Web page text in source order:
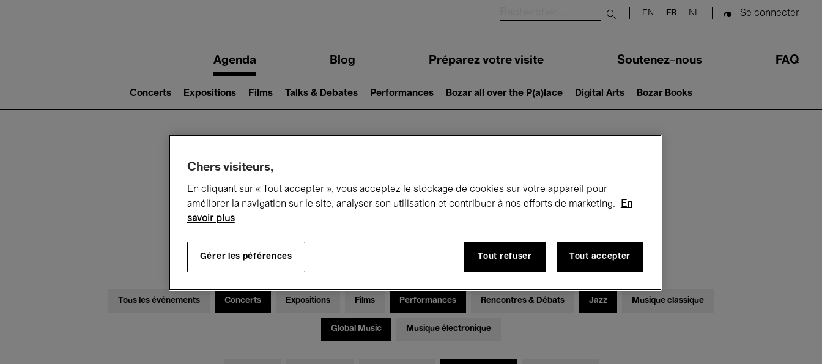
Submit search
EN FR NL Se connecter
navigationAgenda Blog Préparez votre visite Soutenez-nous FAQ
2)
Concerts Expositions Films Talks & Debates Performances Bozar all over the P(a)lace Digital Arts Bozar Books
Ce qui se passe à Bozar
Tous les événements Concerts Expositions Films Performances Rencontres & Débats Jazz Musique classique
Global Music Musique électronique
Chers visiteurs,
En cliquant sur « Tout accepter », vous acceptez le stockage de cookies sur votre appareil pour
améliorer la navigation sur le site, analyser son utilisation et contribuer à nos efforts de marketing.
En
savoir plus
Gérer les péférences Tout refuser Tout accepter